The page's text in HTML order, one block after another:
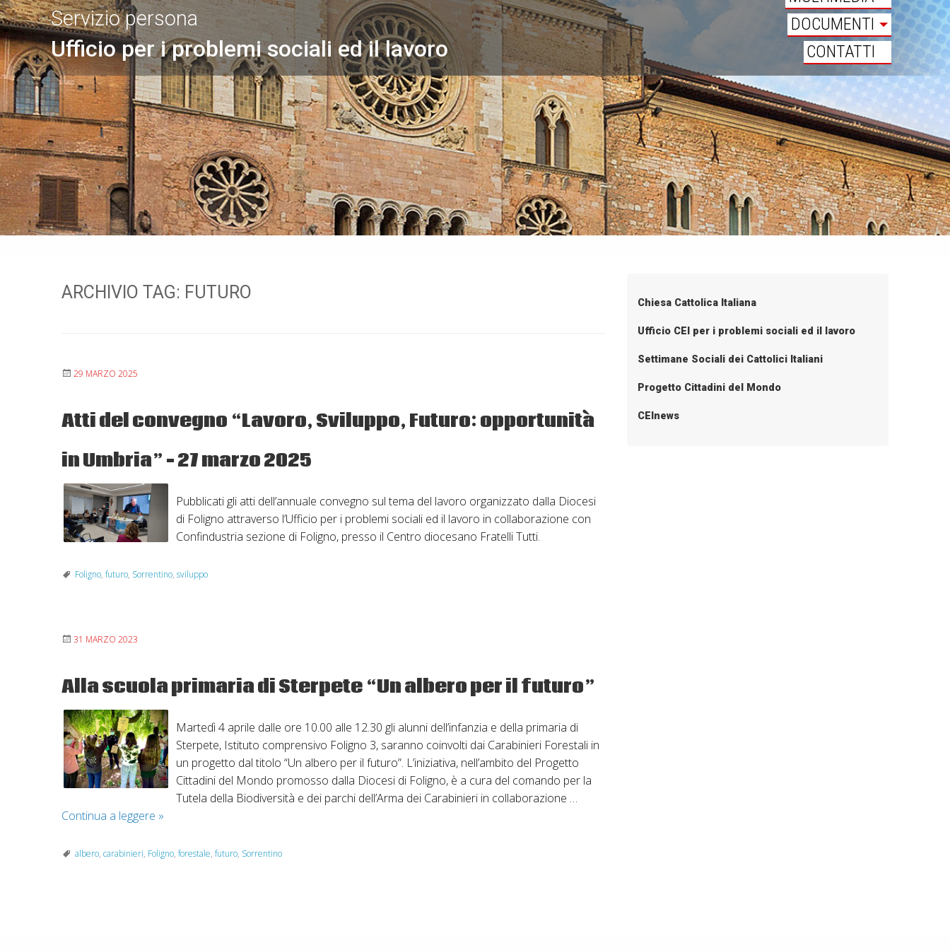
Ufficio per i problemi sociali ed il lavoro
Servizio persona
DOCUMENTI
CONTATTI
ARCHIVIO TAG: FUTURO
29 MARZO 2025
Atti del convegno “Lavoro, Sviluppo, Futuro: opportunità
in Umbria” – 27 marzo 2025
Pubblicati gli atti dell’annuale convegno sul tema del lavoro organizzato dalla Diocesi
di Foligno attraverso l’Ufficio per i problemi sociali ed il lavoro in collaborazione con
Confindustria sezione di Foligno, presso il Centro diocesano Fratelli Tutti.
Foligno, futuro, Sorrentino, sviluppo
31 MARZO 2023
Alla scuola primaria di Sterpete “Un albero per il futuro”
Martedì 4 aprile dalle ore 10.00 alle 12.30 gli alunni dell’infanzia e della primaria di
Sterpete, Istituto comprensivo Foligno 3, saranno coinvolti dai Carabinieri Forestali in
un progetto dal titolo “Un albero per il futuro”. L’iniziativa, nell’ambito del Progetto
Cittadini del Mondo promosso dalla Diocesi di Foligno, è a cura del comando per la
Tutela della Biodiversità e dei parchi dell’Arma dei Carabinieri in collaborazione …
Continua a leggere Alla
primaria
»
albero, carabinieri, Foligno, forestale, futuro, Sorrentino
Chiesa Cattolica Italiana
Ufficio CEI per i problemi sociali ed il lavoro
Settimane Sociali dei Cattolici Italiani
Progetto Cittadini del Mondo
CEInews